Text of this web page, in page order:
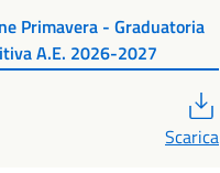
Primavera - Graduatoria
A.E. 2026-2027
Scarica